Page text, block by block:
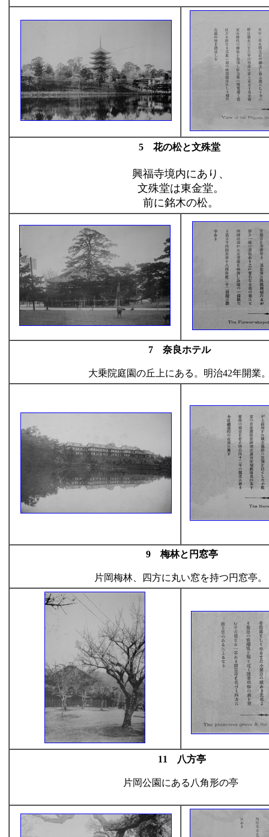
5 花の松と文殊堂
興福寺境内にあり、
文殊堂は東金堂。
前に銘木の松。
7 奈良ホテル
大乗院庭園の丘上にある。明治42年開業
9 梅林と円窓亭
片岡梅林、四方に丸い窓を持つ円窓亭。
11 八方亭
片岡公園にある八角形の亭